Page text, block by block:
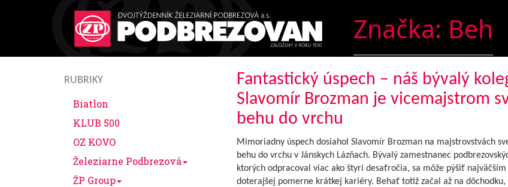
Značka: Beh
RUBRIKY
Biatlon
KLUB 500
OZ KOVO
Železiarne Podbrezová
ŽP Group
Fantastický úspech – náš bývalý
Slavomír Brozman je vicemajstrom
behu do vrchu
Mimoriadny úspech dosiahol Slavomír Brozman na majstrovstvách
behu do vrchu v Jánskych Lázňach. Bývalý zamestnanec
ktorých odpracoval viac ako štyri desaťročia, sa môže pýšiť najväčším
doterajšej pomerne krátkej kariéry. Behať totiž začal až na dôchodku,